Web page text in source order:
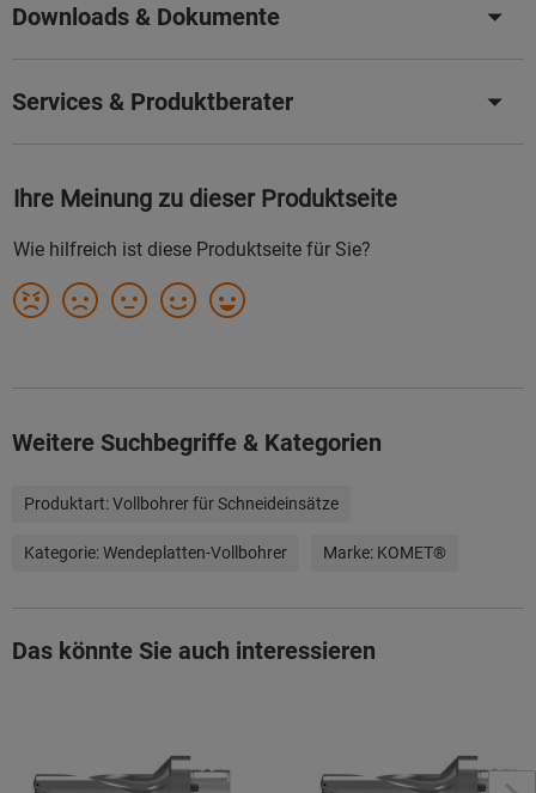
Downloads & Dokumente
Services & Produktberater
Weitere Suchbegriffe & Kategorien
Produktart:Vollbohrer für Schneideinsätze
Kategorie:Wendeplatten-Vollbohrer Marke: KOMET®
Das könnte Sie auch interessieren